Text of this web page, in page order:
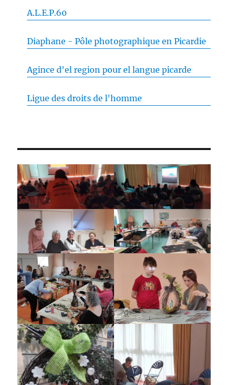
A.L.E.P.60
Diaphane - Pôle photographique en Picardie
Agince d'el region pour el langue picarde
Ligue des droits de l'homme